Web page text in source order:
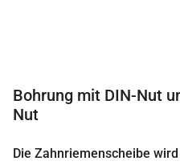
Bohrung mit DIN-Nut
Nut
Die Zahnriemenscheibe